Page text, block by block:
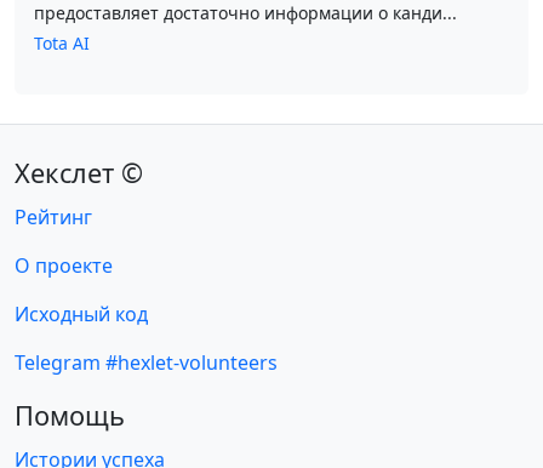
предоставляет достаточно информации о канди...
Tota AI
Хекслет ©
Рейтинг
О проекте
Исходный код
Telegram #hexlet-volunteers
Помощь
Истории успеха